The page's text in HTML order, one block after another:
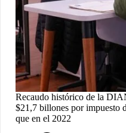
Recaudo histórico de la
$21,7 billones por impuesto
que en el 2022